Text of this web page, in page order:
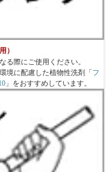
）
る際にご使用ください。
境に配慮した植物性洗剤「 フ
」をおすすめしています。